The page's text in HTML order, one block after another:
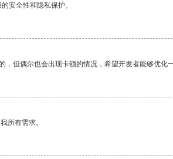
安全性和隐私保护。
但偶尔也会出现卡顿的情况，希望开发者能够优化一
所有需求。